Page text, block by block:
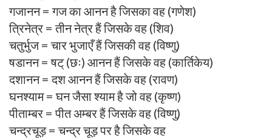
गजानन = गज का आनन है जिसका वह (गणेश)
त्रिनेत्र = तीन नेत्र हैं जिसके वह (शिव)
चतुर्भुज = चार भुजाएँ हैं जिसकी वह (विष्णु)
षडानन = षट् (छः) आनन हैं जिसके वह (कार्तिकेय)
दशानन = दश आनन हैं जिसके वह (रावण)
घनश्याम = घन जैसा श्याम है जो वह (कृष्ण)
पीताम्बर = पीत अम्बर हैं जिसके वह (विष्णु)
चन्द्रचूड़ = चन्द्र चूड़ पर है जिसके वह